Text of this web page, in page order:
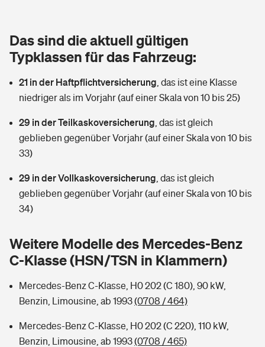
Rentenrechner: Wie viel Geld bekomme ich im Alter?
Wer versichert was: Jetzt Versicherer finden
Vermieterrrechtsschutz
Mietkautionsversicherung
Zur Übersicht
Tools
Wer versichert was: Jetzt Versicherer finden
Sie haben Fragen?
Kinderunfall­ver­si­che­rung
Reiseversicherung
Handyversicherung
Musikinstrumentenversicherung
Zur Übersicht
Tools
Tierkrankenversicherung
Zur Übersicht
Tools
Sie haben Fragen?
Das sind die aktuell gültigen
Typklassen für das Fahrzeug:
21 in der Haftpflichtversicherung das ist eine Klasse
niedriger als im Vorjahr (auf einer Skala von 10 bis 25)
29 in der Teilkaskoversicherung das ist gleich
geblieben gegenüber Vorjahr (auf einer Skala von 10 bis
33)
29 in der Vollkaskoversicherung das ist gleich
geblieben gegenüber Vorjahr (auf einer Skala von 10 bis
34)
Weitere Modelle des Mercedes-Benz
C-Klasse (HSN/TSN in Klammern)
Mercedes-Benz C-Klasse, H0 202 (C 180), 90 kW,
Benzin, Limousine, ab 1993(0708 / 464)
Mercedes-Benz C-Klasse, H0 202 (C 220), 110 kW,
Benzin, Limousine, ab 1993(0708 / 465)